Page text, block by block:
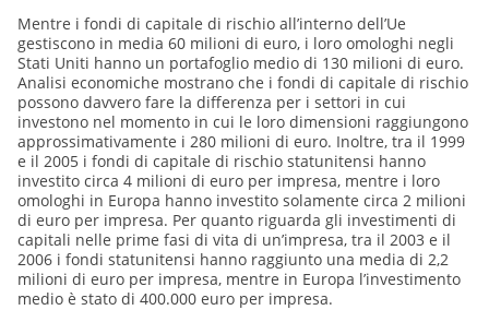
Mentre i fondi di capitale di rischio all’interno dell’Ue
gestiscono in media 60 milioni di euro, i loro omologhi negli
Stati Uniti hanno un portafoglio medio di 130 milioni di euro.
Analisi economiche mostrano che i fondi di capitale di rischio
possono davvero fare la differenza per i settori in cui
investono nel momento in cui le loro dimensioni raggiungono
approssimativamente i 280 milioni di euro. Inoltre, tra il 1999
e il 2005 i fondi di capitale di rischio statunitensi hanno
investito circa 4 milioni di euro per impresa, mentre i loro
omologhi in Europa hanno investito solamente circa 2 milioni
di euro per impresa. Per quanto riguarda gli investimenti di
capitali nelle prime fasi di vita di un’impresa, tra il 2003 e il
2006 i fondi statunitensi hanno raggiunto una media di 2,2
milioni di euro per impresa, mentre in Europa l’investimento
medio è stato di 400.000 euro per impresa.